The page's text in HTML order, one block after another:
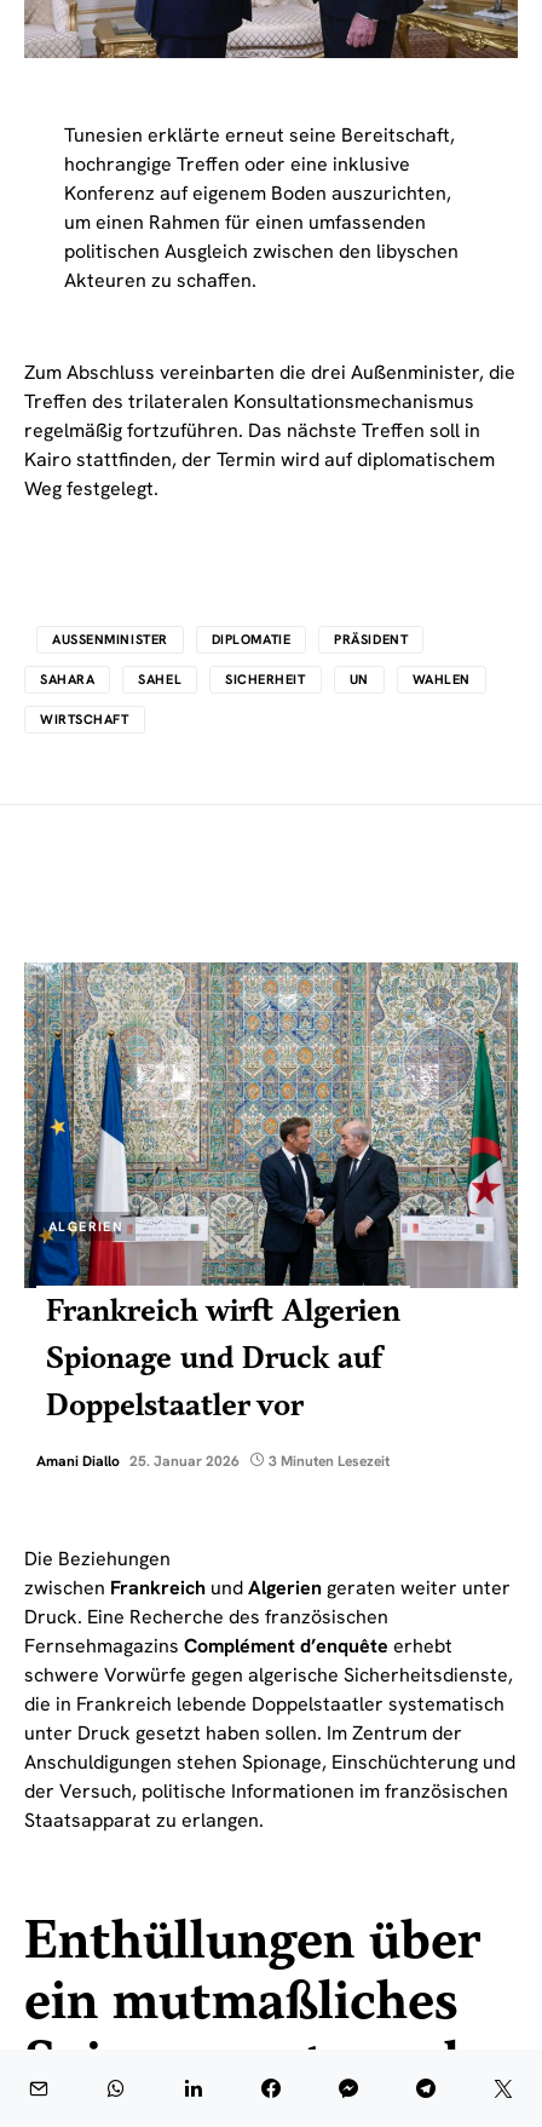
Tunesien erklärte erneut seine Bereitschaft,
hochrangige Treffen oder eine inklusive
Konferenz auf eigenem Boden auszurichten,
um einen Rahmen für einen umfassenden
politischen Ausgleich zwischen den libyschen
Akteuren zu schaffen.
Zum Abschluss vereinbarten die drei Außenminister, die
Treffen des trilateralen Konsultationsmechanismus
regelmäßig fortzuführen. Das nächste Treffen soll in
Kairo stattfinden, der Termin wird auf diplomatischem
Weg festgelegt.
AUSSENMINISTER DIPLOMATIE PRÄSIDENT
SAHARA SAHEL SICHERHEIT UN WAHLEN
WIRTSCHAFT
ALGERIEN
Frankreich wirft Algerien
Spionage und Druck auf
Doppelstaatler vor
Amani Diallo 25. Januar 2026 3 Minuten Lesezeit
Die Beziehungen
zwischen Frankreich undAlgerien geraten weiter unter
Druck. Eine Recherche des französischen
Fernsehmagazins Complément d’enquête erhebt
schwere Vorwürfe gegen algerische Sicherheitsdienste,
die in Frankreich lebende Doppelstaatler systematisch
unter Druck gesetzt haben sollen. Im Zentrum der
Anschuldigungen stehen Spionage, Einschüchterung und
der Versuch, politische Informationen im französischen
Staatsapparat zu erlangen.
Enthüllungen über
ein mutmaßliches
Spionagenetzwerk